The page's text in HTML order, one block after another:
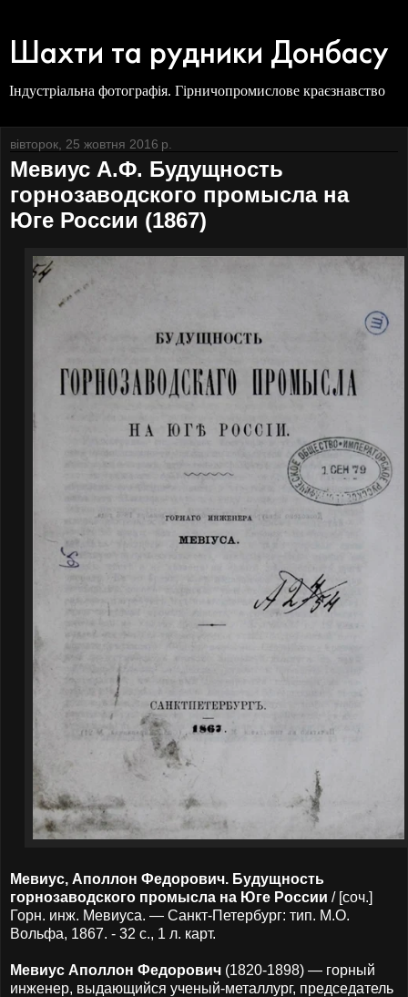
Шахти та рудники Донбасу
Індустріальна фотографія. Гірничопромислове краєзнавство
вівторок, 25 жовтня 2016 р.
Мевиус А.Ф. Будущность
горнозаводского промысла на
Юге России (1867)
Мевиус, Аполлон Федорович. Будущность
горнозаводского промысла на Юге России / [соч.]
Горн. инж. Мевиуса. — Санкт-Петербург: тип. М.О.
Вольфа, 1867. - 32 с., 1 л. карт.
Мевиус Аполлон Федорович (1820-1898) — горный
инженер, выдающийся ученый-металлург, председатель